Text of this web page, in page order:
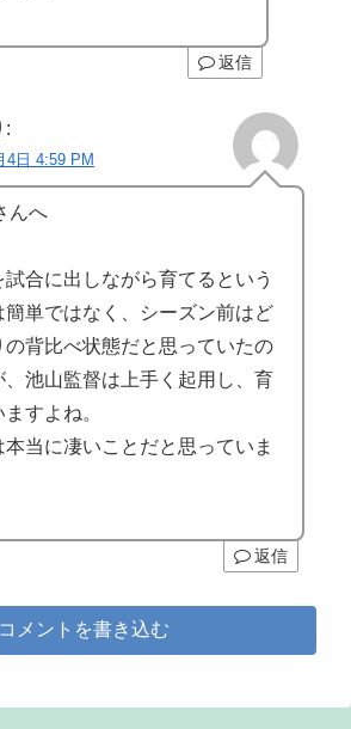
返信
:
4日 4:59 PM
んへ
試合に出しながら育てるという
簡単ではなく、シーズン前はど
の背比べ状態だと思っていたの
、池山監督は上手く起用し、育
すよね。
本当に凄いことだと思っていま
返信
コメントを書き込む